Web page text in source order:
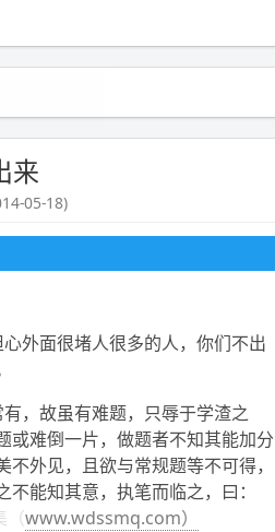
来
05-18)
外面很堵人很多的人，你们不出
，故虽有难题，只辱于学渣之
或难倒一片，做题者不知其能加分
外见，且欲与常规题等不可得，
能知其意，执笔而临之，曰：
（www.wdssmq.com）